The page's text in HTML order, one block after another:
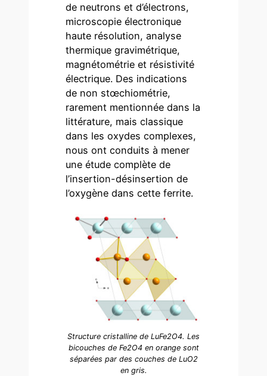
de neutrons et d’électrons,
microscopie électronique
haute résolution, analyse
thermique gravimétrique,
magnétométrie et résistivité
électrique. Des indications
de non stœchiométrie,
rarement mentionnée dans la
littérature, mais classique
dans les oxydes complexes,
nous ont conduits à mener
une étude complète de
l’insertion-désinsertion de
l’oxygène dans cette ferrite.
Structure cristalline de LuFe2O4. Les
bicouches de Fe2O4 en orange sont
séparées par des couches de LuO2
en gris.